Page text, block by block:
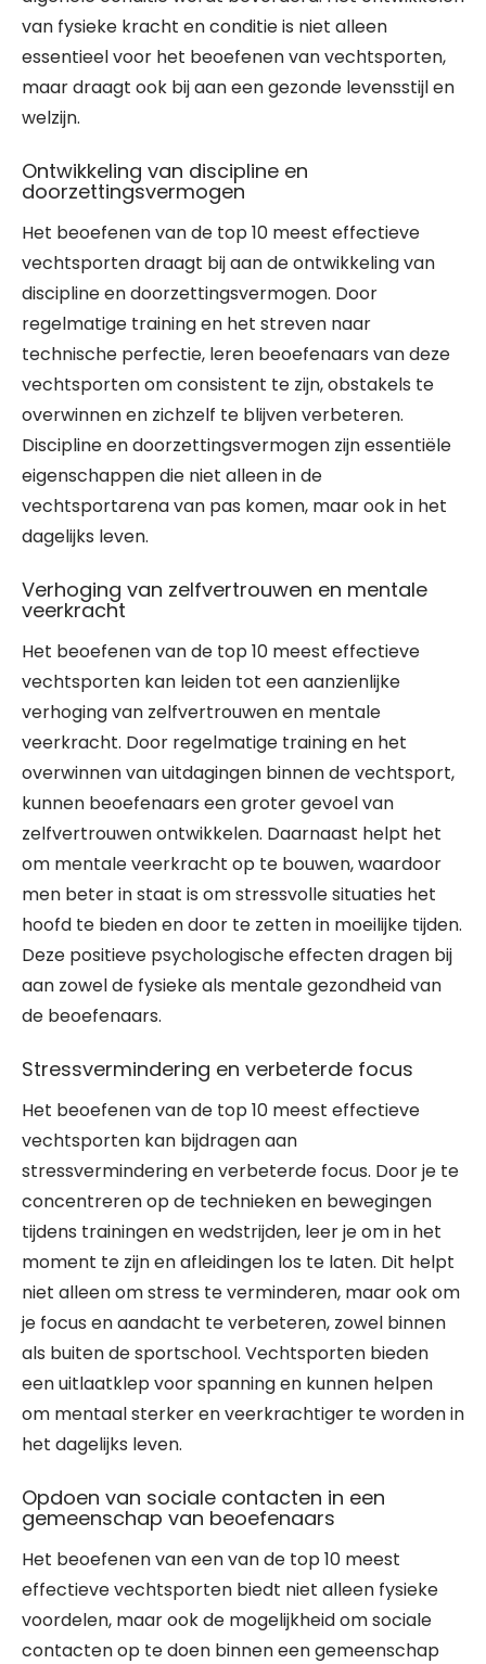
van fysieke kracht en conditie is niet alleen
essentieel voor het beoefenen van vechtsporten,
maar draagt ook bij aan een gezonde levensstijl en
welzijn.
Ontwikkeling van discipline en
doorzettingsvermogen
Het beoefenen van de top 10 meest effectieve
vechtsporten draagt bij aan de ontwikkeling van
discipline en doorzettingsvermogen. Door
regelmatige training en het streven naar
technische perfectie, leren beoefenaars van deze
vechtsporten om consistent te zijn, obstakels te
overwinnen en zichzelf te blijven verbeteren.
Discipline en doorzettingsvermogen zijn essentiële
eigenschappen die niet alleen in de
vechtsportarena van pas komen, maar ook in het
dagelijks leven.
Verhoging van zelfvertrouwen en mentale
veerkracht
Het beoefenen van de top 10 meest effectieve
vechtsporten kan leiden tot een aanzienlijke
verhoging van zelfvertrouwen en mentale
veerkracht. Door regelmatige training en het
overwinnen van uitdagingen binnen de vechtsport,
kunnen beoefenaars een groter gevoel van
zelfvertrouwen ontwikkelen. Daarnaast helpt het
om mentale veerkracht op te bouwen, waardoor
men beter in staat is om stressvolle situaties het
hoofd te bieden en door te zetten in moeilijke tijden.
Deze positieve psychologische effecten dragen bij
aan zowel de fysieke als mentale gezondheid van
de beoefenaars.
Stressvermindering en verbeterde focus
Het beoefenen van de top 10 meest effectieve
vechtsporten kan bijdragen aan
stressvermindering en verbeterde focus. Door je te
concentreren op de technieken en bewegingen
tijdens trainingen en wedstrijden, leer je om in het
moment te zijn en afleidingen los te laten. Dit helpt
niet alleen om stress te verminderen, maar ook om
je focus en aandacht te verbeteren, zowel binnen
als buiten de sportschool. Vechtsporten bieden
een uitlaatklep voor spanning en kunnen helpen
om mentaal sterker en veerkrachtiger te worden in
het dagelijks leven.
Opdoen van sociale contacten in een
gemeenschap van beoefenaars
Het beoefenen van een van de top 10 meest
effectieve vechtsporten biedt niet alleen fysieke
voordelen, maar ook de mogelijkheid om sociale
contacten op te doen binnen een gemeenschap